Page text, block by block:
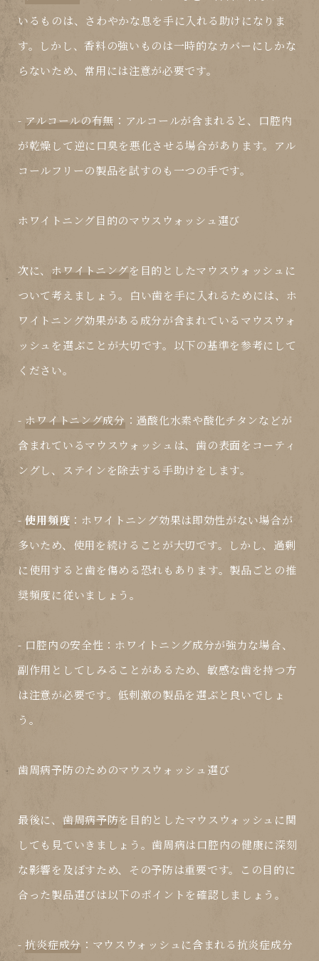
いるものは、さわやかな息を手に入れる助けになりま
す。しかし、香料の強いものは一時的なカバーにしかな
らないため、常用には注意が必要です。
- アルコールの有無 ：アルコールが含まれると、口腔内
が乾燥して逆に口臭を悪化させる場合があります。アル
コールフリーの製品を試すのも一つの手です。
ホワイトニング目的のマウスウォッシュ選び
次に、 ホワイトニングを目的としたマウスウォッシュに
ついて考えましょう。白い歯を手に入れるためには、ホ
ワイトニング効果がある成分が含まれているマウスウォ
ッシュを選ぶことが大切です。以下の基準を参考にして
ください。
- ホワイトニング成分 ：過酸化水素や酸化チタンなどが
含まれているマウスウォッシュは、歯の表面をコーティ
ングし、ステインを除去する手助けをします。
-使用頻度 ：ホワイトニング効果は即効性がない場合が
多いため、使用を続けることが大切です。しかし、過剰
に使用すると歯を傷める恐れもあります。製品ごとの推
奨頻度に従いましょう。
- 口腔内の安全性 ：ホワイトニング成分が強力な場合、
副作用としてしみることがあるため、敏感な歯を持つ方
は注意が必要です。低刺激の製品を選ぶと良いでしょ
う。
歯周病予防のためのマウスウォッシュ選び
最後に、 歯周病予防を目的としたマウスウォッシュに関
しても見ていきましょう。歯周病は口腔内の健康に深刻
な影響を及ぼすため、その予防は重要です。この目的に
合った製品選びは以下のポイントを確認しましょう。
-抗炎症成分 ：マウスウォッシュに含まれる抗炎症成分